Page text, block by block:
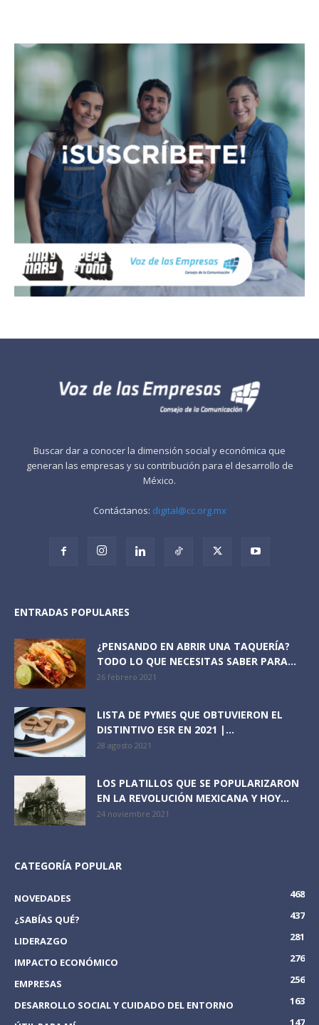
Buscar dar a conocer la dimensión social y económica que
generan las empresas y su contribución para el desarrollo de
México.
Contáctanos: digital@cc.org.mx
ENTRADAS POPULARES
¿PENSANDO EN ABRIR UNA TAQUERÍA?
TODO LO QUE NECESITAS SABER PARA...
26 febrero 2021
LISTA DE PYMES QUE OBTUVIERON EL
DISTINTIVO ESR EN 2021 |...
28 agosto 2021
LOS PLATILLOS QUE SE POPULARIZARON
EN LA REVOLUCIÓN MEXICANA Y HOY...
24 noviembre 2021
CATEGORÍA POPULAR
NOVEDADES
468
¿SABÍAS QUÉ?
437
LIDERAZGO
281
IMPACTO ECONÓMICO
276
EMPRESAS
256
DESARROLLO SOCIAL Y CUIDADO DEL ENTORNO
163
147